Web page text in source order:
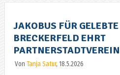
JAKOBUS FÜR
BRECKERFELD EHRT
Von Tanja Satur, 18.5.2026